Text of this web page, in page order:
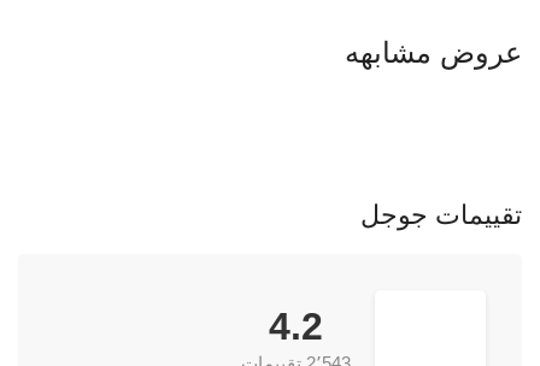
عروض مشابهه
تقييمات جوجل
4.2